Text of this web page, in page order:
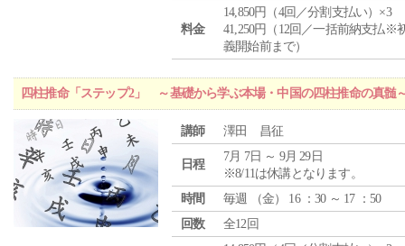
料金
14,850円（4回／分割支払い）×3
41,250円（12回／一括前納支払※
義開始前まで）
四柱推命「ステップ2」 ～基礎から学ぶ本場・中国の四柱推命の真髄
講師 澤田 昌征
日程
7月 7日 ～ 9月 29日
※8/11は休講となります。
時間
毎週 （金） 16 ：30 ～ 17 ：50
回数
全12回